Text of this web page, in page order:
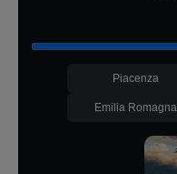
Piacenza
Emilia Romagna